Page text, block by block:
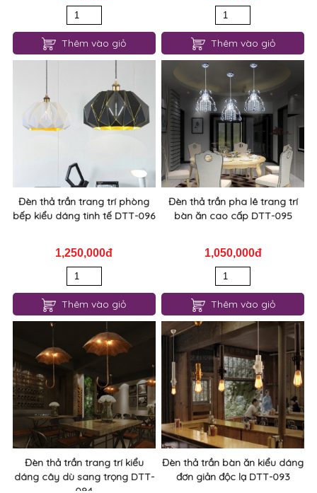
Thêm vào giỏ Thêm vào giỏ
Đèn thả trần trang trí phòng
bếp kiểu dáng tinh tế DTT-096
1,250,000đ
Thêm vào giỏ
Đèn thả trần pha lê trang trí
bàn ăn cao cấp DTT-095
1,050,000đ
Thêm vào giỏ
Đèn thả trần trang trí kiểu
dáng cây dù sang trọng DTT-
Đèn thả trần bàn ăn kiểu dáng
đơn giản độc lạ DTT-093